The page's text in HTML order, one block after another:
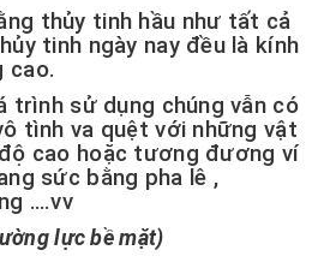
thủy tinh hầu như tất cả
tinh ngày nay đều là kính
cao.
trình sử dụng chúng vẫn có
tình va quệt với những vật
cao hoặc tương đương ví
sức bằng pha lê ,
….vv
lực bề mặt)